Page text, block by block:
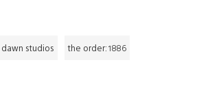
studios the order: 1886